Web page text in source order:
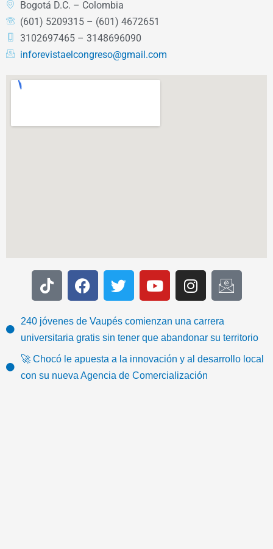
Bogotá D.C. – Colombia
(601) 5209315 – (601) 4672651
3102697465 – 3148696090
inforevistaelcongreso@gmail.com
T
i
t
o
k
F
a
e
b
o
o
k
T
w
t
t
e
Y
o
t
u
b
I
n
t
a
g
a
I
c
-
e
240 jóvenes de Vaupés comienzan una carrera
universitaria gratis sin tener que abandonar su territorio
🚀 Chocó le apuesta a la innovación y al desarrollo local
con su nueva Agencia de Comercialización